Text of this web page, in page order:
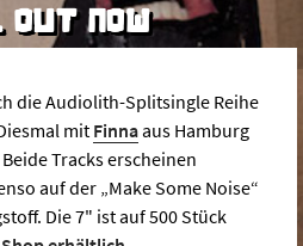
OUT NOW
mit Finnaaus Hamburg
Tracks erscheinen
auf der „Make Some Noise“
Die 7" ist auf 500 Stück